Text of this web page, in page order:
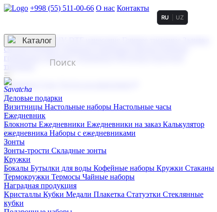
+998 (55) 511-00-66 О нас Контакты
3D гравировка
смолой (Doming)
гравировка твердая
тиснение
RU UZ
☰
Контакты
Каталог
Деловые подарки
Визитницы Настольные наборы Настольные часы
Ежедневник
Блокноты Ежедневники Ежедневники на заказ Калькулятор
ежедневника Наборы с ежедневниками
Зонты
Зонты-трости Складные зонты
Кружки
Бокалы Бутылки для воды Кофейные наборы Кружки Стаканы
Термокружки Термосы Чайные наборы
Наградная продукция
Kристаллы Кубки Медали Плакетка Статуэтки Стеклянные
кубки